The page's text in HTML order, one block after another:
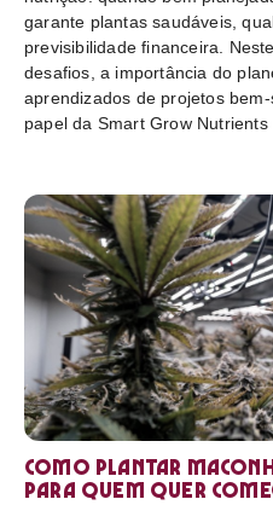
garante plantas saudáveis,
previsibilidade financeira.
desafios, a importância do
aprendizados de projetos
papel da Smart Grow Nutrients
Como plantar
para quem quer